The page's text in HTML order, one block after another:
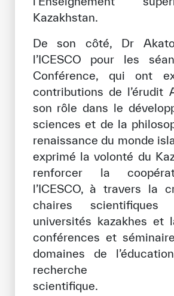
Kazakhstan.
De son côté, Dr
l’ICESCO pour les
Conférence, qui ont
contributions de l’érudit
son rôle dans le
sciences et de la
renaissance du monde
exprimé la volonté du
renforcer la
l’ICESCO, à travers la
chaires
universités kazakhes et
conférences et
domaines de
recherche